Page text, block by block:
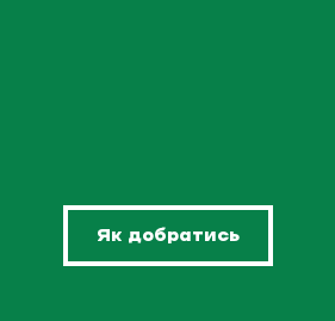
Як добратись